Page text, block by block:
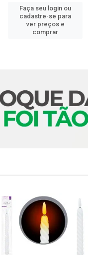
Faça seu login ou
cadastre-se para
ver preços e
comprar